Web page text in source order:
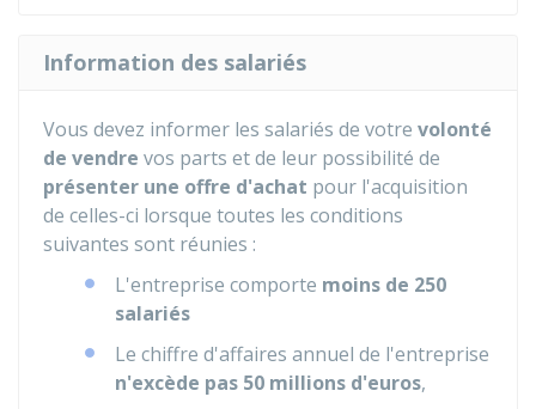
Information des salariés
Vous devez informer les salariés de votre volonté
de vendre vos parts et de leur possibilité de
présenter une offre d'achat pour l'acquisition
de celles-ci lorsque toutes les conditions
suivantes sont réunies :
L'entreprise comporte moins de 250
salariés
Le chiffre d'affaires annuel de l'entreprise
n'excède pas 50 millions d'euros,